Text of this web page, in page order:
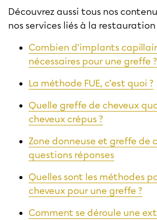
Découvrez aussi tous nos
nos services liés à la
Combien d’implants
nécessaires pour une greffe ?
La méthode FUE, c’est quoi ?
Quelle greffe de cheveux
cheveux crépus ?
Zone donneuse et greffe de
questions réponses
Quelles sont les méthodes
cheveux pour une greffe ?
Comment se déroule une